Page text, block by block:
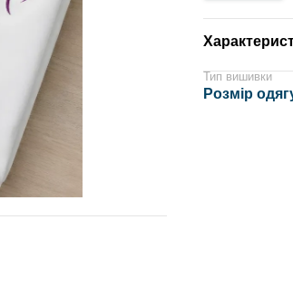
Тип вишивки
Розмір